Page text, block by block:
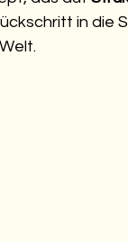
in